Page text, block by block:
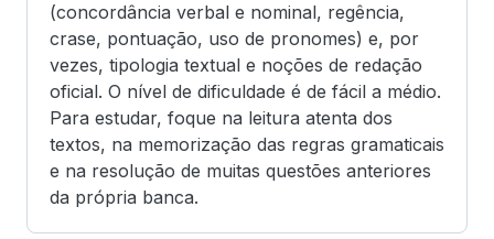
(concordância verbal e nominal, regência,
crase, pontuação, uso de pronomes) e, por
vezes, tipologia textual e noções de redação
oficial. O nível de dificuldade é de fácil a médio.
Para estudar, foque na leitura atenta dos
textos, na memorização das regras gramaticais
e na resolução de muitas questões anteriores
da própria banca.